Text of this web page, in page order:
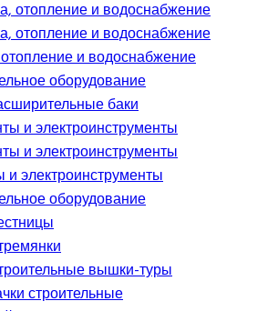
и водоснабжение
оборудование
баки
электроинструменты
оборудование
вышки-туры
строительные